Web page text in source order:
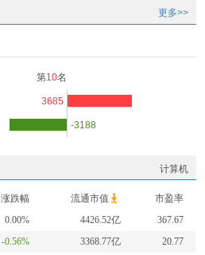
更多>>
第10名
3685
-3188
计算机
涨跌幅 流通市值
市盈率
0.00% 4426.52亿
367.67
-0.56% 3368.77亿
20.77